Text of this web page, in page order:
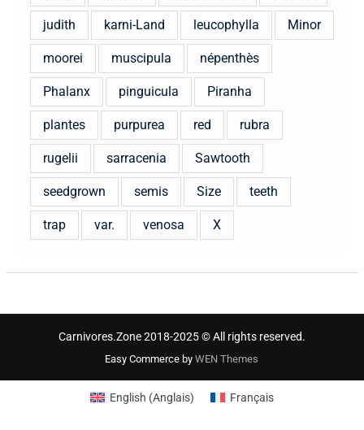
judith karni-Land leucophylla Minor
moorei muscipula népenthès
Phalanx pinguicula Piranha
plantes purpurea red rubra
rugelii sarracenia Sawtooth
seedgrown semis Size teeth
trap var. venosa X
Carnivores.Zone 2018-2025 © All rights reserved.
Easy Commerce byWEN Themes
English (Anglais) Français